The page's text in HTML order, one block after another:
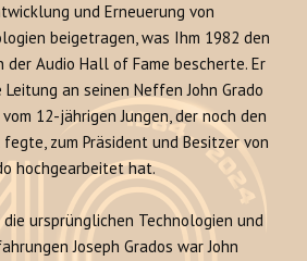
und Erneuerung von
beigetragen, was Ihm 1982 den
der Audio Hall of Fame bescherte. Er
an seinen Neffen John Grado
12-jährigen Jungen, der noch den
zum Präsident und Besitzer von
hochgearbeitet hat.
ursprünglichen Technologien und
Joseph Grados war John